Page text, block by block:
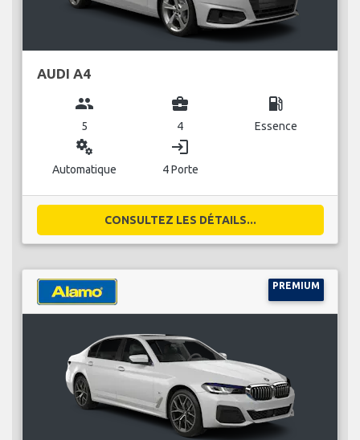
AUDI A4
group
5
business_center
4
local_gas_station
Essence
miscellaneous_services
Automatique
login
4 Porte
CONSULTEZ LES DÉTAILS...
PREMIUM